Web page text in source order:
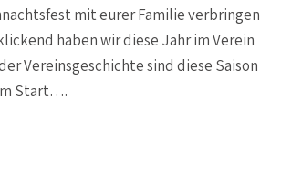
mit eurer Familie verbringen
haben wir diese Jahr im Verein
Vereinsgeschichte sind diese Saison
Start….